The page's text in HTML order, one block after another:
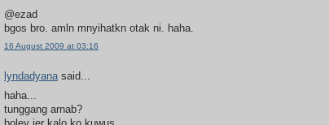
@ezad
bgos bro. amln mnyihatkn otak ni. haha.
16 August 2009 at 03:16
lyndadyana said...
haha...
tunggang arnab?